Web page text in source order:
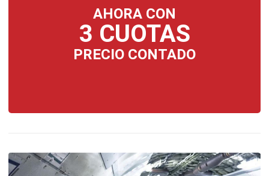
AHORA CON
3 CUOTAS
PRECIO CONTADO